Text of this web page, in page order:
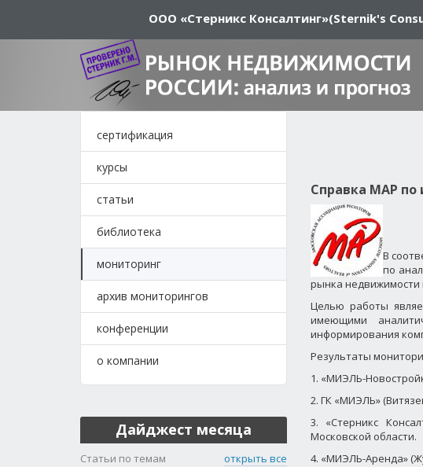
ООО «Стерникс Консалтинг»(Sternik's
сертификация
курсы
статьи
библиотека
мониторинг
архив мониторингов
конференции
о компании
Дайджест месяца
Статьи по темам
открыть все
Справкa MАР по
В
по
рынка недвижимости
Целью работы
имеющими
информирования
Результаты
1. «МИЭЛЬ-
2. ГК «МИЭЛЬ»
3. «Стерникс
Московской области.
4. «МИЭЛЬ-Аренда»